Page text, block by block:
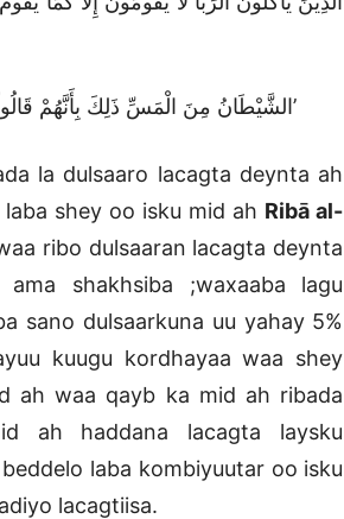
الشَّيْطَانُ مِنَ الْمَسِّ ذَلِكَ بِأَنَّهُمْ قَالُواْ إِنَّمَا الْبَيْعُ مِثْلُ الرِّبَا وَأَحَلَّ اللّهُ الْبَيْعَ وَحَرَّمَ الرِّبَا (سورة البقرة 275)’
la dulsaaro lacagta deynta ah
shey oo isku mid ah Ribā al-
ribo dulsaaran lacagta deynta
shakhsiba ;waxaaba lagu
sano dulsaarkuna uu yahay 5%
kuugu kordhayaa waa shey
ah waa qayb ka mid ah ribada
ah haddana lacagta laysku
laba kombiyuutar oo isku
lacagtiisa.